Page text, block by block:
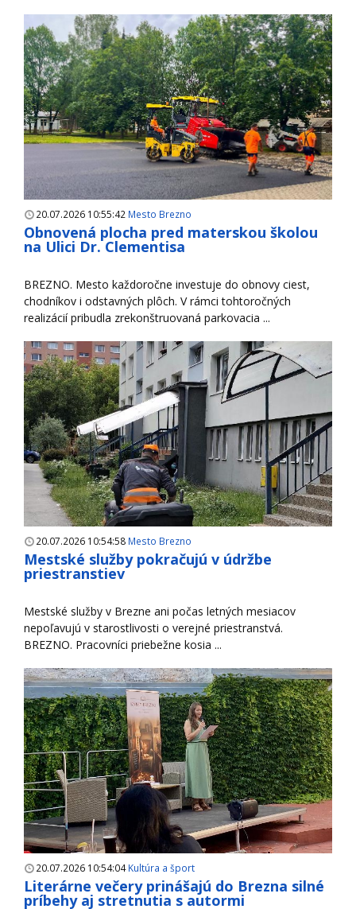
20.07.2026 10:55:42 Mesto Brezno
Obnovená plocha pred materskou školou
na Ulici Dr. Clementisa
BREZNO. Mesto každoročne investuje do obnovy ciest,
chodníkov i odstavných plôch. V rámci tohtoročných
realizácií pribudla zrekonštruovaná parkovacia ...
20.07.2026 10:54:58 Mesto Brezno
Mestské služby pokračujú v údržbe
priestranstiev
Mestské služby v Brezne ani počas letných mesiacov
nepoľavujú v starostlivosti o verejné priestranstvá.
BREZNO. Pracovníci priebežne kosia ...
20.07.2026 10:54:04Kultúra a šport
Literárne večery prinášajú do Brezna silné
príbehy aj stretnutia s autormi